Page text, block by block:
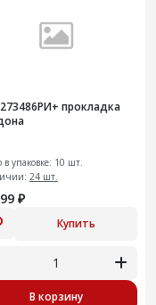
прокладка
в упаковке: 10 шт.
24 шт.
₽
Купить
В корзину